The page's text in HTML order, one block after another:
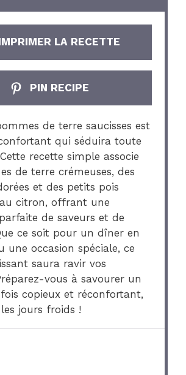
LA RECETTE
PIN RECIPE
de terre saucisses est
qui séduira toute
recette simple associe
de terre crémeuses, des
et des petits pois
citron, offrant une
de saveurs et de
ce soit pour un dîner en
une occasion spéciale, ce
saura ravir vos
vous à savourer un
copieux et réconfortant,
jours froids !